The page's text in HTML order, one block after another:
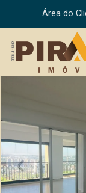
Área do